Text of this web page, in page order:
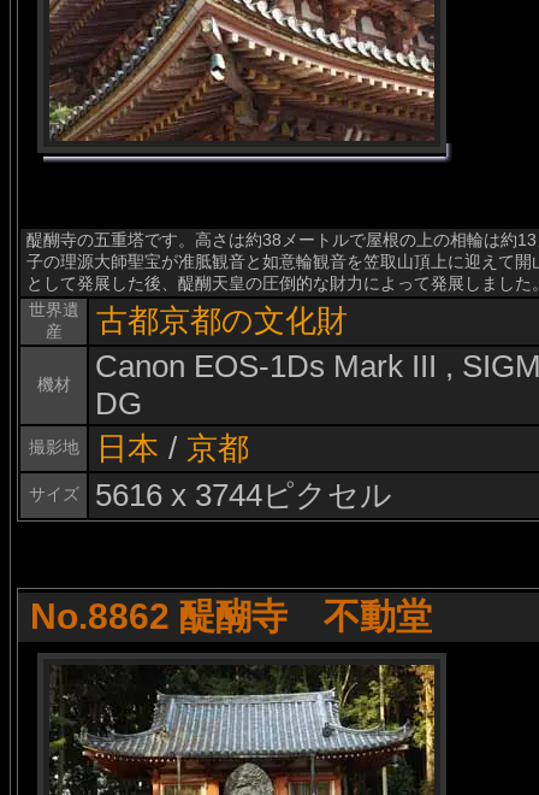
醍醐寺の五重塔です。高さは約38メートルで屋根の上の相輪は約
子の理源大師聖宝が准胝観音と如意輪観音を笠取山頂上に迎えて
として発展した後、醍醐天皇の圧倒的な財力によって発展しまし
世界遺
産
古都京都の文化財
機材
Canon EOS-1Ds Mark III ,
DG
撮影地 日本 / 京都
サイズ 5616 x 3744ピクセル
No.8862 醍醐寺 不動堂